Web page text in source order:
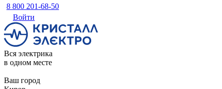
8 800 201-68-50
Войти
Вся электрика
в одном месте
Ваш город